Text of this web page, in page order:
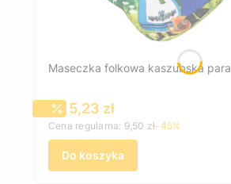
Maseczka folkowa kaszubska para
Cena promocyjna
5,23 zł
Cena regularna: 9,50 zł-45%
Do koszyka